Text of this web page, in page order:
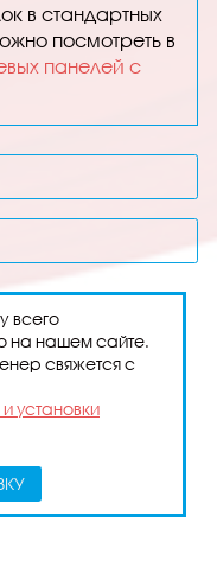
в стандартных
посмотреть в
панелей с
всего
на нашем сайте.
свяжется с
установки